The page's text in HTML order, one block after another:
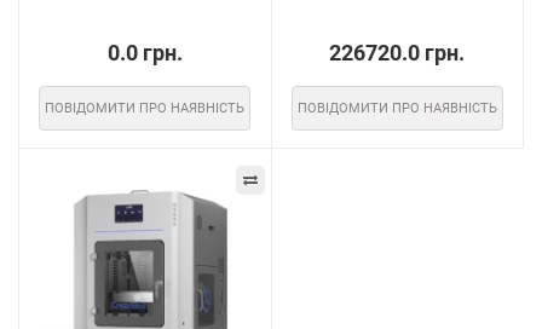
0.0 грн.
ПОВІДОМИТИ ПРО НАЯВНІСТЬ
226720.0 грн.
ПОВІДОМИТИ ПРО НАЯВНІСТЬ